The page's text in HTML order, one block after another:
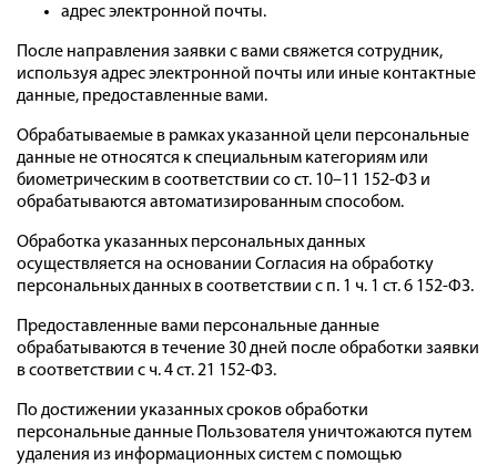
адрес электронной почты.
После направления заявки с вами свяжется сотрудник,
используя адрес электронной почты или иные контактные
данные, предоставленные вами.
Обрабатываемые в рамках указанной цели персональные
данные не относятся к специальным категориям или
биометрическим в соответствии со ст. 10–11 152-ФЗ и
обрабатываются автоматизированным способом.
Обработка указанных персональных данных
осуществляется на основании Согласия на обработку
персональных данных в соответствии с п. 1 ч. 1 ст. 6 152-ФЗ.
Предоставленные вами персональные данные
обрабатываются в течение 30 дней после обработки заявки
в соответствии с ч. 4 ст. 21 152-ФЗ.
По достижении указанных сроков обработки
персональные данные Пользователя уничтожаются путем
удаления из информационных систем с помощью